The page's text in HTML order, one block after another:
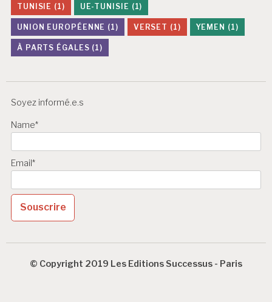
TUNISIE (1) UE-TUNISIE (1)
UNION EUROPÉENNE (1) VERSET (1) YEMEN (1)
À PARTS ÉGALES (1)
Soyez informé.e.s
Name*
Email*
© Copyright 2019 Les Editions Successus - Paris